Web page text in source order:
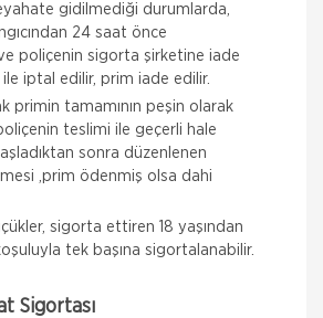
gidilmediği durumlarda,
24 saat önce
poliçenin sigorta şirketine iade
ile iptal edilir, prim iade edilir.
primin tamamının peşin olarak
teslimi ile geçerli hale
sonra düzenlenen
,prim ödenmiş olsa dahi
sigorta ettiren 18 yaşından
tek başına sigortalanabilir.
Sigortası
Sağlık Sigortası